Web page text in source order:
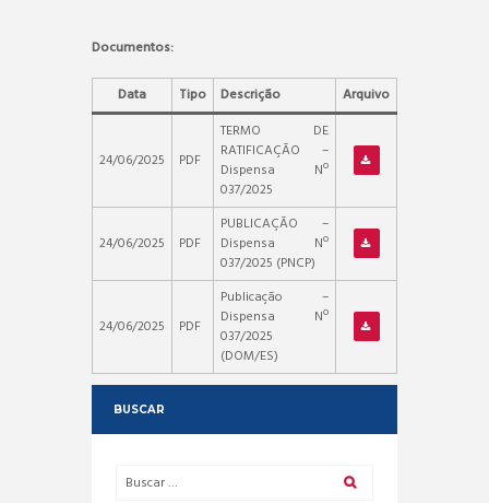
Documentos:
Data Tipo Descrição Arquivo
24/06/2025 PDF
TERMO DE
RATIFICAÇÃO –
Dispensa Nº
037/2025
24/06/2025 PDF
PUBLICAÇÃO –
Dispensa Nº
037/2025 (PNCP)
24/06/2025 PDF
Publicação –
Dispensa Nº
037/2025
(DOM/ES)
BUSCAR